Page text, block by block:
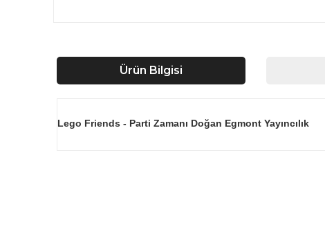
Ürün Bilgisi
Lego Friends - Parti Zamanı Doğan Egmont Yayıncılık